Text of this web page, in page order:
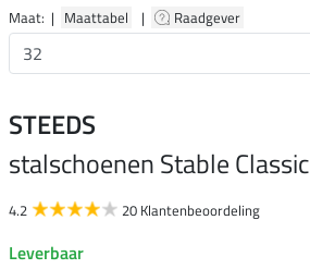
Maat: | Maattabel | Raadgever
STEEDS
stalschoenen Stable Classic
4.2 20 Klantenbeoordeling
Leverbaar